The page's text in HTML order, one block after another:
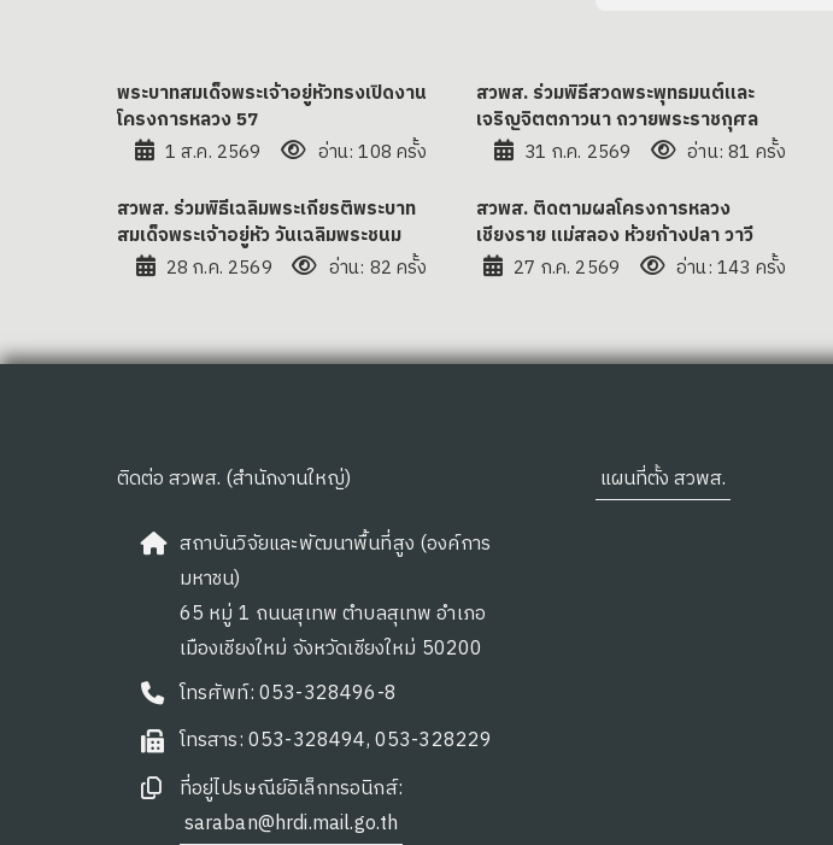
พระบาทสมเด็จพระเจ้าอยู่หัวทรงเปิดงาน
โครงการหลวง 57
1 ส.ค. 2569
อ่าน: 108 ครั้ง
สวพส. ร่วมพิธีสวดพระพุทธมนต์และ
เจริญจิตตภาวนา ถวายพระราชกุศล
31 ก.ค. 2569
อ่าน: 81 ครั้ง
สวพส. ร่วมพิธีเฉลิมพระเกียรติพระบาท
สมเด็จพระเจ้าอยู่หัว วันเฉลิมพระชนม
28 ก.ค. 2569
อ่าน: 82 ครั้ง
สวพส. ติดตามผลโครงการหลวง
เชียงราย แม่สลอง ห้วยก้างปลา วาวี
27 ก.ค. 2569
อ่าน: 143 ครั้ง
ติดต่อ สวพส. (สำนักงานใหญ่)
สถาบันวิจัยและพัฒนาพื้นที่สูง (องค์การ
มหาชน)
65 หมู่ 1 ถนนสุเทพ ตำบลสุเทพ อำเภอ
เมืองเชียงใหม่ จังหวัดเชียงใหม่ 50200
โทรศัพท์: 053-328496-8
โทรสาร: 053-328494, 053-328229
ที่อยู่ไปรษณีย์อิเล็กทรอนิกส์:
saraban@hrdi.mail.go.th
แผนที่ตั้ง สวพส.